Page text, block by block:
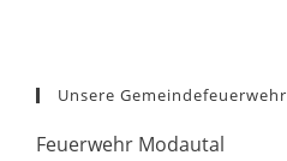
Unsere Gemeindefeuerwehr
Feuerwehr Modautal